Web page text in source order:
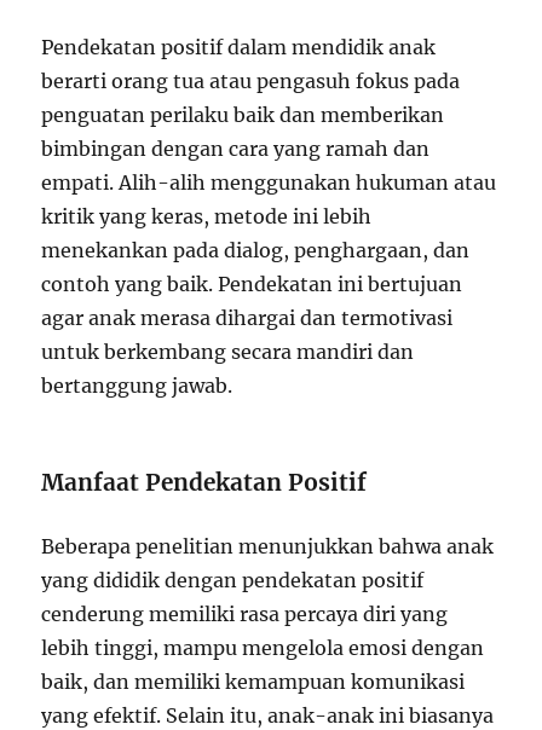
Pendekatan positif dalam mendidik anak
berarti orang tua atau pengasuh fokus pada
penguatan perilaku baik dan memberikan
bimbingan dengan cara yang ramah dan
empati. Alih-alih menggunakan hukuman atau
kritik yang keras, metode ini lebih
menekankan pada dialog, penghargaan, dan
contoh yang baik. Pendekatan ini bertujuan
agar anak merasa dihargai dan termotivasi
untuk berkembang secara mandiri dan
bertanggung jawab.
Manfaat Pendekatan Positif
Beberapa penelitian menunjukkan bahwa anak
yang dididik dengan pendekatan positif
cenderung memiliki rasa percaya diri yang
lebih tinggi, mampu mengelola emosi dengan
baik, dan memiliki kemampuan komunikasi
yang efektif. Selain itu, anak-anak ini biasanya